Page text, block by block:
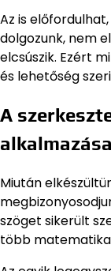
Az is
dolgozunk, nem
elcsúszik. Ezért
és lehetőség
A
alkalmazása
Miután
szöget sikerült
több